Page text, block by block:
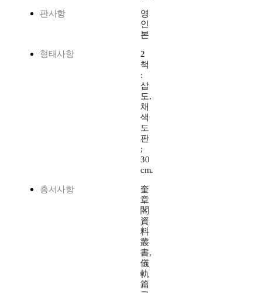
판사항
영
인
본
형태사항
2
책
:
삽
도,
채
색
도
판
;
30
cm.
총서사항
奎
章
閣
資
料
叢
書,
儀
軌
篇